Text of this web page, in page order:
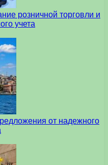
розничной торговли и
учета
от надежного